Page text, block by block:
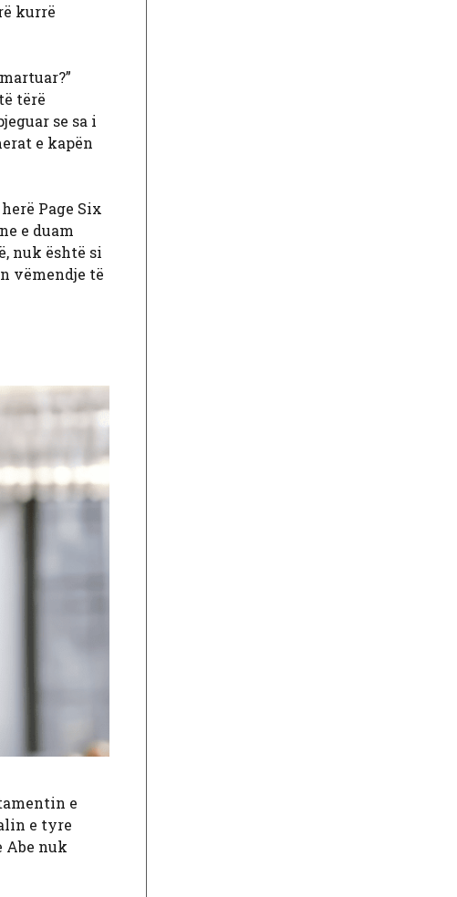
kurrë
tërë
se sa i
e kapën
Page Six
e duam
nuk është si
vëmendje të
e
e tyre
Abe nuk